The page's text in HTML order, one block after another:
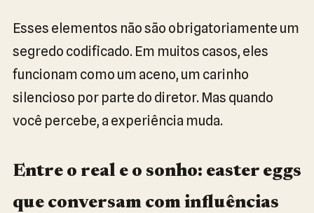
Esses elementos não são obrigatoriamente um
segredo codificado. Em muitos casos, eles
funcionam como um aceno, um carinho
silencioso por parte do diretor. Mas quando
você percebe, a experiência muda.
Entre o real e o sonho: easter eggs
que conversam com influências